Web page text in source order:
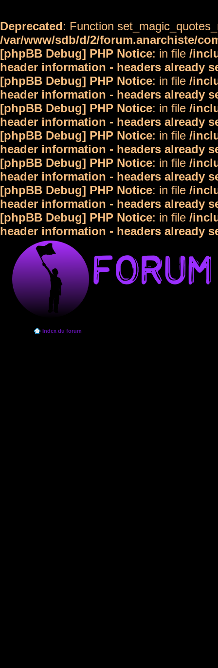
Deprecated: Function
/var/www/sdb/d/2/forum.anarchiste/
[phpBB Debug] PHP Notice: in file /
header information - headers already
[phpBB Debug] PHP Notice: in file /
header information - headers already
[phpBB Debug] PHP Notice: in file /
header information - headers already
[phpBB Debug] PHP Notice: in file /
header information - headers already
[phpBB Debug] PHP Notice: in file /
header information - headers already
[phpBB Debug] PHP Notice: in file /
header information - headers already
[phpBB Debug] PHP Notice: in file /
header information - headers already
Index du forum